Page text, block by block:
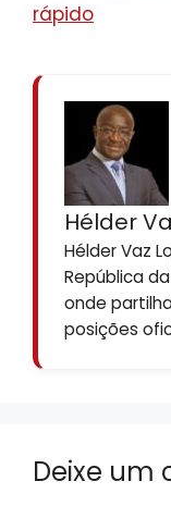
rápido
Hélder
Hélder Vaz
República
onde
posições
Deixe um